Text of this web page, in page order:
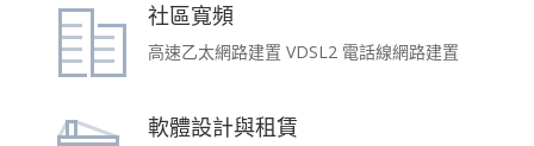
社區寬頻
高速乙太網路建置 VDSL2 電話線網路建置
軟體設計與租賃